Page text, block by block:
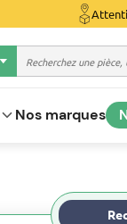
Nos marques